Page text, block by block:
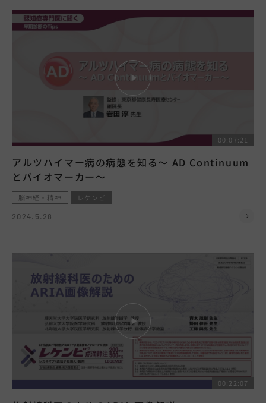
00:07:21
アルツハイマー病の病態を知る～ AD Continuum
とバイオマーカー～
脳神経・精神
レケンビ
2024.5.28
00:22:07